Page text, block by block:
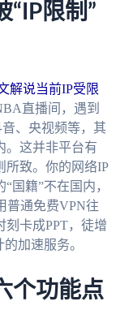
“IP限制”
解说当前IP受限
直播间，遇到
、央视频等，其
。这并非平台有
所致。你的网络IP
国籍”不在国内，
普通免费VPN往
卡成PPT，徒增
加速服务。
个功能点